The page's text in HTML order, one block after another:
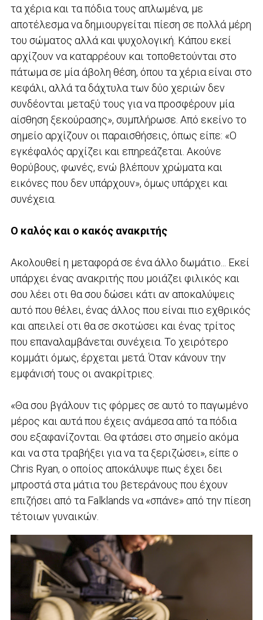
τα χέρια και τα πόδια τους απλωμένα, με
αποτέλεσμα να δημιουργείται πίεση σε πολλά μέρη
του σώματος αλλά και ψυχολογική. Κάπου εκεί
αρχίζουν να καταρρέουν και τοποθετούνται στο
πάτωμα σε μία άβολη θέση, όπου τα χέρια είναι στο
κεφάλι, αλλά τα δάχτυλα των δύο χεριών δεν
συνδέονται μεταξύ τους για να προσφέρουν μία
αίσθηση ξεκούρασης», συμπλήρωσε. Από εκείνο το
σημείο αρχίζουν οι παραισθήσεις, όπως είπε: «Ο
εγκέφαλός αρχίζει και επηρεάζεται. Ακούνε
θορύβους, φωνές, ενώ βλέπουν χρώματα και
εικόνες που δεν υπάρχουν», όμως υπάρχει και
συνέχεια.
Ο καλός και ο κακός ανακριτής
Ακολουθεί η μεταφορά σε ένα άλλο δωμάτιο... Εκεί
υπάρχει ένας ανακριτής που μοιάζει φιλικός και
σου λέει οτι θα σου δώσει κάτι αν αποκαλύψεις
αυτό που θέλει, ένας άλλος που είναι πιο εχθρικός
και απειλεί οτι θα σε σκοτώσει και ένας τρίτος
που επαναλαμβάνεται συνέχεια. Το χειρότερο
κομμάτι όμως, έρχεται μετά. Όταν κάνουν την
εμφάνισή τους οι ανακρίτριες.
«Θα σου βγάλουν τις φόρμες σε αυτό το παγωμένο
μέρος και αυτά που έχεις ανάμεσα από τα πόδια
σου εξαφανίζονται. Θα φτάσει στο σημείο ακόμα
και να στα τραβήξει για να τα ξεριζώσει», είπε ο
Chris Ryan, ο οποίος αποκάλυψε πως έχει δει
μπροστά στα μάτια του βετεράνους που έχουν
επιζήσει από τα Falklands να «σπάνε» από την πίεση
τέτοιων γυναικών.